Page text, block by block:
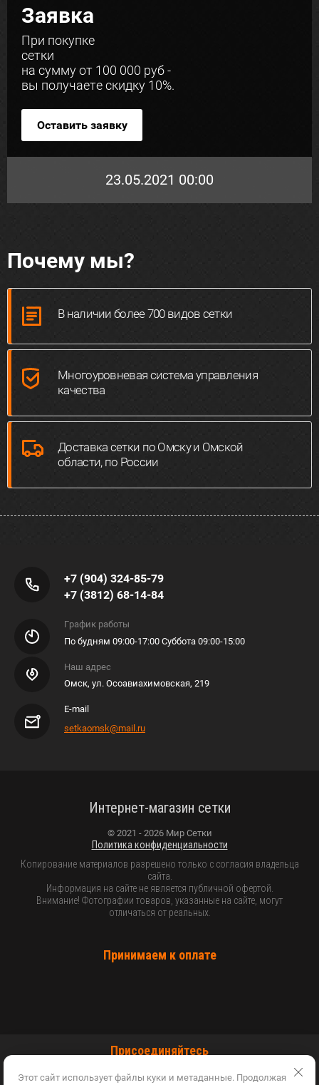
Заявка
При покупке
сетки
на сумму от 100 000 руб -
вы получаете скидку 10%.
Оставить заявку
23.05.2021 00:00
Почему мы?
В наличии более 700 видов сетки
Многоуровневая система управления
качества
Доставка сетки по Омску и Омской
области, по России
+7 (904) 324-85-79
+7 (3812) 68-14-84
График работы
По будням 09:00-17:00 Суббота 09:00-15:00
Наш адрес
Омск, ул. Осоавиахимовская, 219
E-mail
setkaomsk@mail.ru
Интернет-магазин сетки
© 2021 - 2026 Мир Сетки
Политика конфиденциальности
Копирование материалов разрешено только с согласия владельца
сайта.
Информация на сайте не является публичной офертой.
Внимание! Фотографии товаров, указанные на сайте, могут
отличаться от реальных.
Принимаем к оплате
Присоединяйтесь
Этот сайт использует файлы куки и метаданные. Продолжая